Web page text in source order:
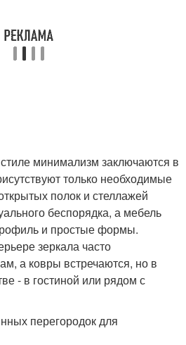
минимализм заключаются в
только необходимые
полок и стеллажей
беспорядка, а мебель
и простые формы.
зеркала часто
а ковры встречаются, но в
- в гостиной или рядом с
перегородок для